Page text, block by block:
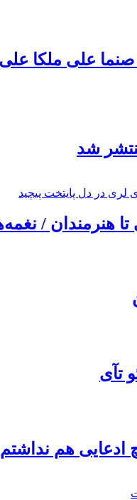
صنما علی ملکا علی
شد
هنرمندان /
تآی
ادعایی هم نداشتم